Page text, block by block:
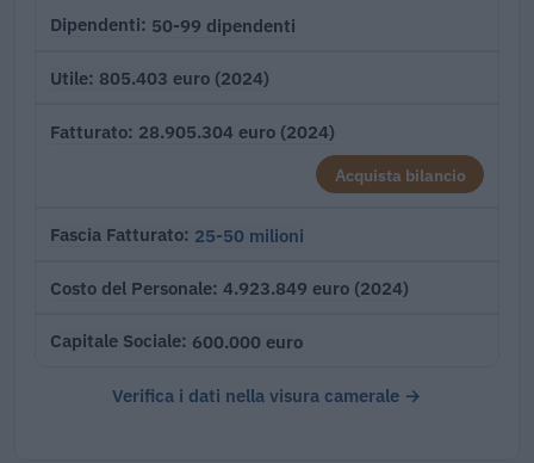
Dipendenti 50-99 dipendenti
Utile 805.403 euro (2024)
Fatturato 28.905.304 euro (2024)
Acquista bilancio
Fascia Fatturato 25-50 milioni
Costo del Personale 4.923.849 euro (2024)
Capitale Sociale 600.000 euro
Verifica i dati nella visura camerale →